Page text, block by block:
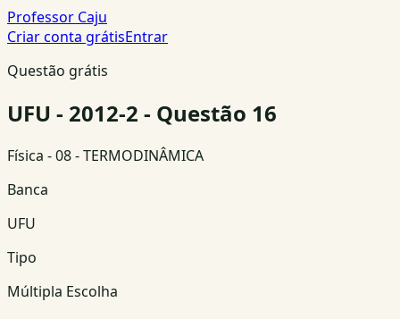
Professor Caju
Criar conta grátisEntrar
Questão grátis
UFU - 2012-2 - Questão 16
Física - 08 - TERMODINÂMICA
Banca
UFU
Tipo
Múltipla Escolha